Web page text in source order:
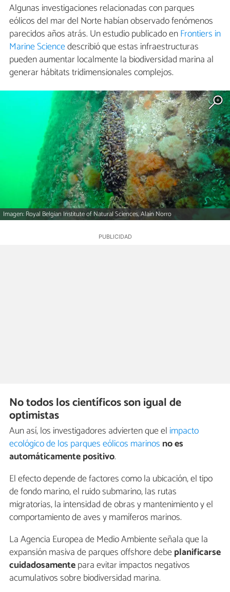
Algunas investigaciones relacionadas con parques
eólicos del mar del Norte habían observado fenómenos
parecidos años atrás. Un estudio publicado enFrontiers in
Marine Sciencedescribió que estas infraestructuras
pueden aumentar localmente la biodiversidad marina al
generar hábitats tridimensionales complejos.
Imagen: Royal Belgian Institute of Natural Sciences, Alain Norro
No todos los científicos son igual de
optimistas
Aun así, los investigadores advierten que el impacto
ecológico de los parques eólicos marinos no es
automáticamente positivo.
El efecto depende de factores como la ubicación, el tipo
de fondo marino, el ruido submarino, las rutas
migratorias, la intensidad de obras y mantenimiento y el
comportamiento de aves y mamíferos marinos.
La Agencia Europea de Medio Ambiente señala que la
expansión masiva de parques offshore debeplanificarse
cuidadosamentepara evitar impactos negativos
acumulativos sobre biodiversidad marina.